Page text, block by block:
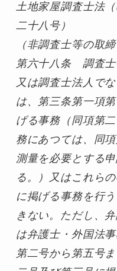
土地家屋調査士法
二十八号）
（非調査士等の取締
第六十八条　調査
又は調査士法人で
は、第三条第一項
げる事務（同項第
務にあつては、同
測量を必要とする
る。）又はこれら
に掲げる事務を行
きない。ただし、
は弁護士・外国法
第二号から第五号